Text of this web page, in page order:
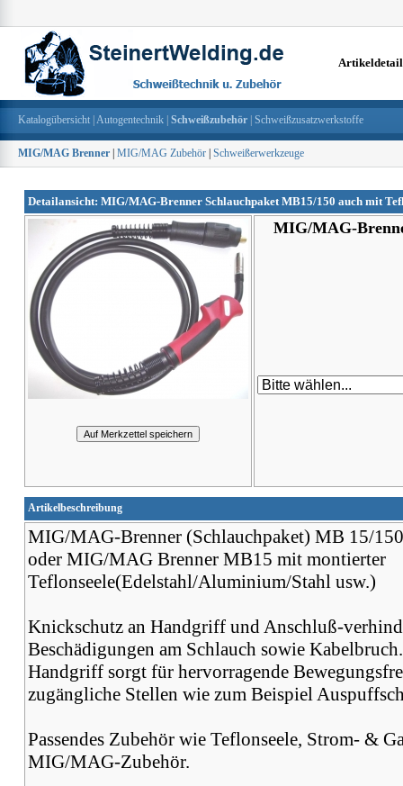
Katalogübersicht Autogentechnik Schweißzubehör Schweißzusatzwerkstoffe
MIG/MAG Brenner MIG/MAG Zubehör Schweißerwerkzeuge
Detailansicht: MIG/MAG-Brenner Schlauchpaket MB15/150 auch mit
MIG/MAG-
Artikelbeschreibung
MIG/MAG-Brenner (Schlauchpaket) MB 15/
oder MIG/MAG Brenner MB15 mit montierter
Teflonseele(Edelstahl/Aluminium/Stahl usw.)
Knickschutz an Handgriff und Anschluß-
Beschädigungen am Schlauch sowie
Handgriff sorgt für hervorragende
zugängliche Stellen wie zum Beispiel
Passendes Zubehör wie Teflonseele, Strom- &
MIG/MAG-Zubehör.